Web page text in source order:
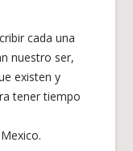
cada una
nuestro ser,
existen y
tener tiempo